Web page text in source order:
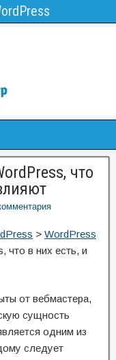
что
> WordPress
что в них есть, и
от вебмастера,
сущность
одним из
следует